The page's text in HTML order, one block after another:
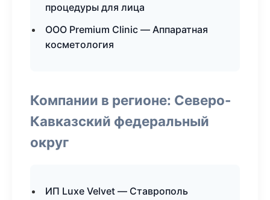
процедуры для лица
ООО Premium Clinic — Аппаратная
косметология
Компании в регионе: Северо-
Кавказский федеральный
округ
ИП Luxe Velvet — Ставрополь